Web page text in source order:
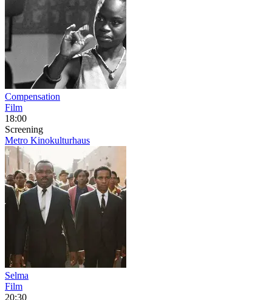
Compensation
Film
18:00
Screening
Metro Kinokulturhaus
Selma
Film
20:30